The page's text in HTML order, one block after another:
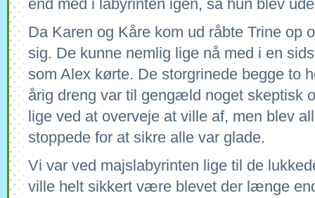
end med i labyrinten igen, så hun blev
Da Karen og Kåre kom ud råbte Trine op
sig. De kunne nemlig lige nå med i en
som Alex kørte. De storgrinede begge to
årig dreng var til gengæld noget skeptisk
lige ved at overveje at ville af, men blev
stoppede for at sikre alle var glade.
Vi var ved majslabyrinten lige til de
ville helt sikkert være blevet der længe